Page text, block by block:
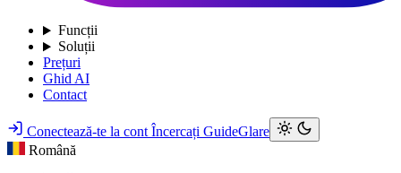
Funcții
Soluții
Prețuri
Ghid AI
Contact
Conectează-te la cont Încercați GuideGlare
Română